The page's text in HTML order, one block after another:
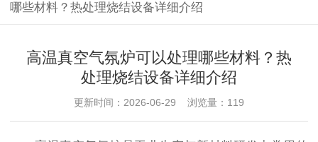
哪些材料？热处理烧结设备详细介绍
高温真空气氛炉可以处理哪些材料？热
处理烧结设备详细介绍
更新时间：2026-06-29 浏览量：119